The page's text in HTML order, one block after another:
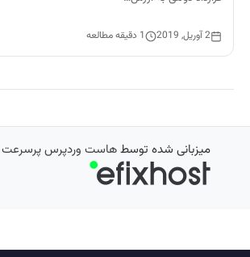
2 آوریل, 2019 1 دقیقه مطالعه
میزبانی شده توسطهاست وردپرس پرسرعت